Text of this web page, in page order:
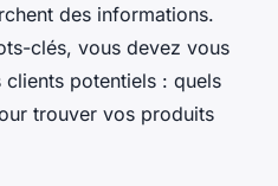
des informations.
clés, vous devez vous
potentiels : quels
trouver vos produits